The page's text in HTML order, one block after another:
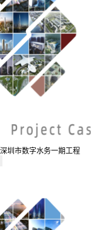
深圳市数字水务一期工程